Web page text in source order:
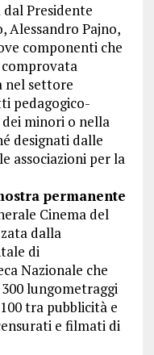
Presidente
Alessandro Pajno,
componenti che
nel settore
pedagogico-
minori o nella
designati dalle
associazioni per la
permanente
Cinema del
dalla
di
Nazionale che
lungometraggi
tra pubblicità e
e filmati di